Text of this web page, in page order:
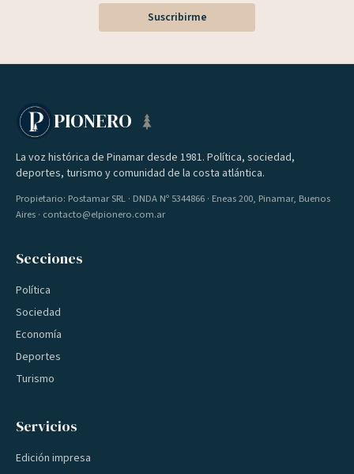
Suscribirme
PIONERO
La voz histórica de Pinamar desde 1981. Política, sociedad,
deportes, turismo y comunidad de la costa atlántica.
Propietario: Postamar SRL · DNDA Nº 5344866 · Eneas 200, Pinamar, Buenos
Aires · contacto@elpionero.com.ar
Secciones
Política
Sociedad
Economía
Deportes
Turismo
Servicios
Edición impresa